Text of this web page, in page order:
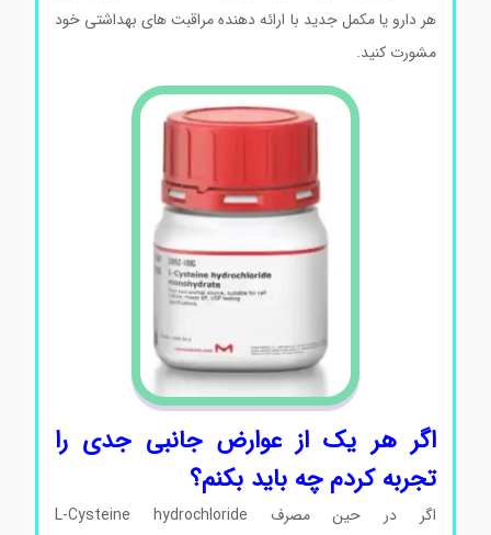
هر دارو یا مکمل جدید با ارائه دهنده مراقبت های بهداشتی خود
مشورت کنید.
اگر هر یک از عوارض جانبی جدی را
تجربه کردم چه باید بکنم؟
اگر در حین مصرف L-Cysteine hydrochloride